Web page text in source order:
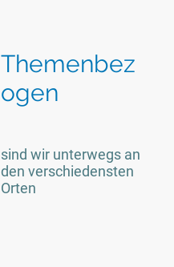
Themenbez
ogen
sind wir unterwegs an
den verschiedensten
Orten